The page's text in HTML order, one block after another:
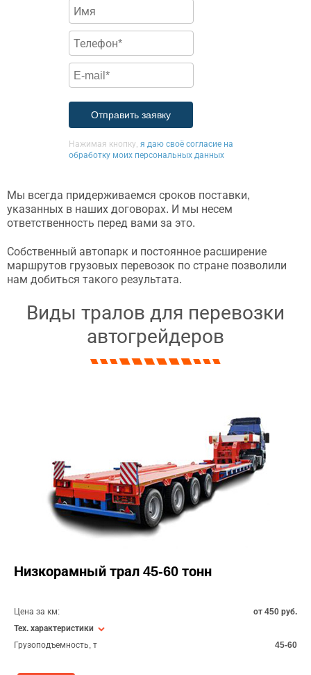
Нажимая кнопку, я даю своё согласие на
обработку моих персональных данных
Мы всегда придерживаемся сроков поставки,
указанных в наших договорах. И мы несем
ответственность перед вами за это.
Собственный автопарк и постоянное расширение
маршрутов грузовых перевозок по стране позволили
нам добиться такого результата.
Виды тралов для перевозки
автогрейдеров
Низкорамный трал 45-60 тонн
Цена за км:
от 450 руб.
Тех. характеристики
Грузоподъемность, т
45-60